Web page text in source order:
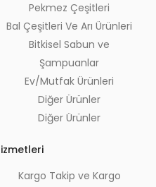
Pekmez Çeşitleri
Bal Çeşitleri Ve Arı Ürünleri
Bitkisel Sabun ve
Şampuanlar
Ev/Mutfak Ürünleri
Diğer Ürünler
Diğer Ürünler
Kargo Takip ve Kargo